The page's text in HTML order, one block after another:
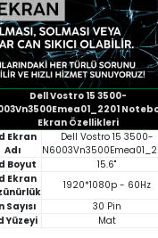
Dell Vostro 15 3500-
Ekran Özellikleri
Ekran
Adı
Dell Vostro 15 3500-
Boyut
15.6"
Ekran
1920*1080p - 60Hz
Sayısı
30 Pin
Yüzeyi
Mat